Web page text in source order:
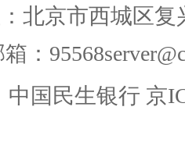
北京市西城区复
：
中国民生银行 京